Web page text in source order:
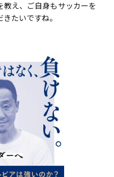
え、ご自身もサッカーを
たいですね。